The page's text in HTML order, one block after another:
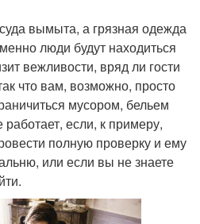
вымыта, а грязная одежда
люди будут находиться
вежливости, вряд ли гости
что вам, возможно, просто
мусором, бельем
работает, если, к примеру,
полную проверку и ему
или если вы не знаете